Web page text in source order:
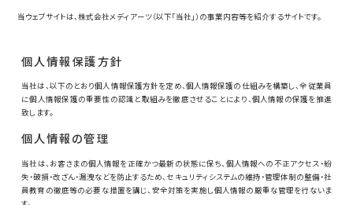
当ウェブサイトは、株式会社メディアーツ（以下「当社」）の事業内容等を紹介するサイトです。
個人情報保護方針
当社は、以下のとおり個人情報保護方針を定め、個人情報保護の仕組みを構築し、全従業員
に個人情報保護の重要性の認識と取組みを徹底させることにより、個人情報の保護を推進
致します。
個人情報の管理
当社は、お客さまの個人情報を正確かつ最新の状態に保ち、個人情報への不正アクセス・紛
失・破損・改ざん・漏洩などを防止するため、セキュリティシステムの維持・管理体制の整備・社
員教育の徹底等の必要な措置を講じ、安全対策を実施し個人情報の厳重な管理を行ないま